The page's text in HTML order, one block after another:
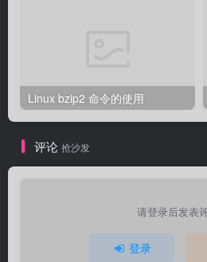
Linux bzip2 命令的使用
评论 抢沙发
请登录后发表
登录